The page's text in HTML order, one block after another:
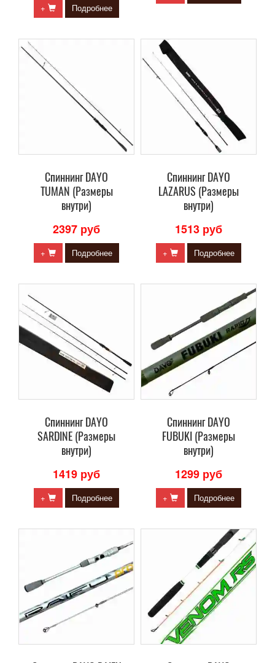
+ Подробнее
Cпиннинг DAYO
TUMAN (Размеры
внутри)
2397 руб
+ Подробнее
Cпиннинг DAYO
LAZARUS (Размеры
внутри)
1513 руб
+ Подробнее
Cпиннинг DAYO
SARDINE (Размеры
внутри)
1419 руб
+ Подробнее
Cпиннинг DAYO
FUBUKI (Размеры
внутри)
1299 руб
+ Подробнее